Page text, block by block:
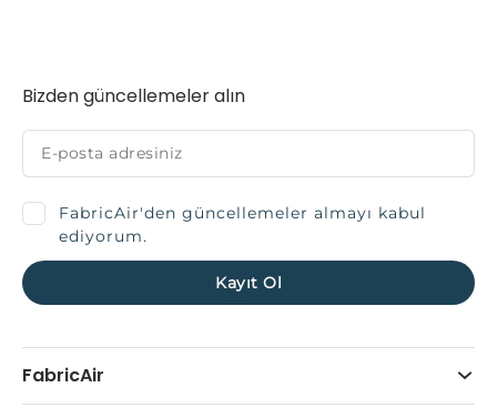
FabricAir
Bizden güncellemeler alın
FabricAir'den güncellemeler almayı kabul
ediyorum.